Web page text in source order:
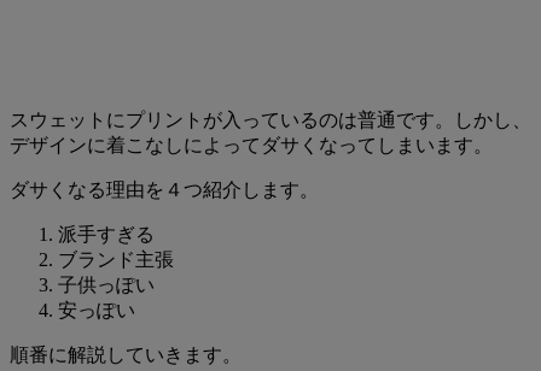
スウェットにプリントが入っているのは普通です。しかし、
デザインに着こなしによってダサくなってしまいます。
ダサくなる理由を４つ紹介します。
派手すぎる
ブランド主張
子供っぽい
安っぽい
順番に解説していきます。